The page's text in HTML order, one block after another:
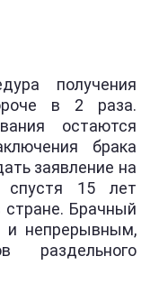
получения
в 2 раза.
остаются
брака
заявление на
спустя 15 лет
Брачный
непрерывным,
раздельного